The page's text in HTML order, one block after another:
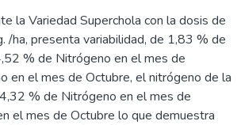
la Variedad Superchola con la dosis de
ha, presenta variabilidad, de 1,83 % de
% de Nitrógeno en el mes de
en el mes de Octubre, el nitrógeno de la
% de Nitrógeno en el mes de
el mes de Octubre lo que demuestra